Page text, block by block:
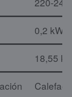
0,2 kW
18,55 kg